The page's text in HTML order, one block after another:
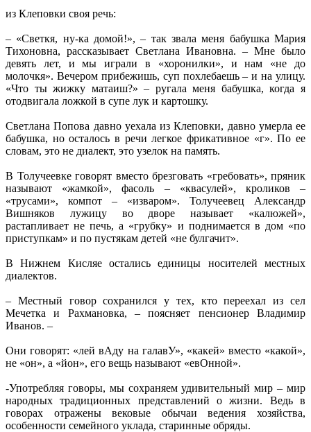
из Клеповки своя речь:
– «Светкя, ну-ка домой!», – так звала меня бабушка Мария
Тихоновна, рассказывает Светлана Ивановна. – Мне было
девять лет, и мы играли в «хоронилки», и нам «не до
молочкя». Вечером прибежишь, суп похлебаешь – и на улицу.
«Что ты жижку матаиш?» – ругала меня бабушка, когда я
отодвигала ложкой в супе лук и картошку.
Светлана Попова давно уехала из Клеповки, давно умерла ее
бабушка, но осталось в речи легкое фрикативное «г». По ее
словам, это не диалект, это узелок на память.
В Толучеевке говорят вместо брезговать «гребовать», пряник
называют «жамкой», фасоль – «квасулей», кроликов –
«трусами», компот – «изваром». Толучеевец Александр
Вишняков лужицу во дворе называет «калюжей»,
растапливает не печь, а «грубку» и поднимается в дом «по
приступкам» и по пустякам детей «не булгачит».
В Нижнем Кисляе остались единицы носителей местных
диалектов.
– Местный говор сохранился у тех, кто переехал из сел
Мечетка и Рахмановка, – поясняет пенсионер Владимир
Иванов. –
Они говорят: «лей вАду на галавУ», «какей» вместо «какой»,
не «он», а «йон», его вещь называют «евОнной».
-Употребляя говоры, мы сохраняем удивительный мир – мир
народных традиционных представлений о жизни. Ведь в
говорах отражены вековые обычаи ведения хозяйства,
особенности семейного уклада, старинные обряды.